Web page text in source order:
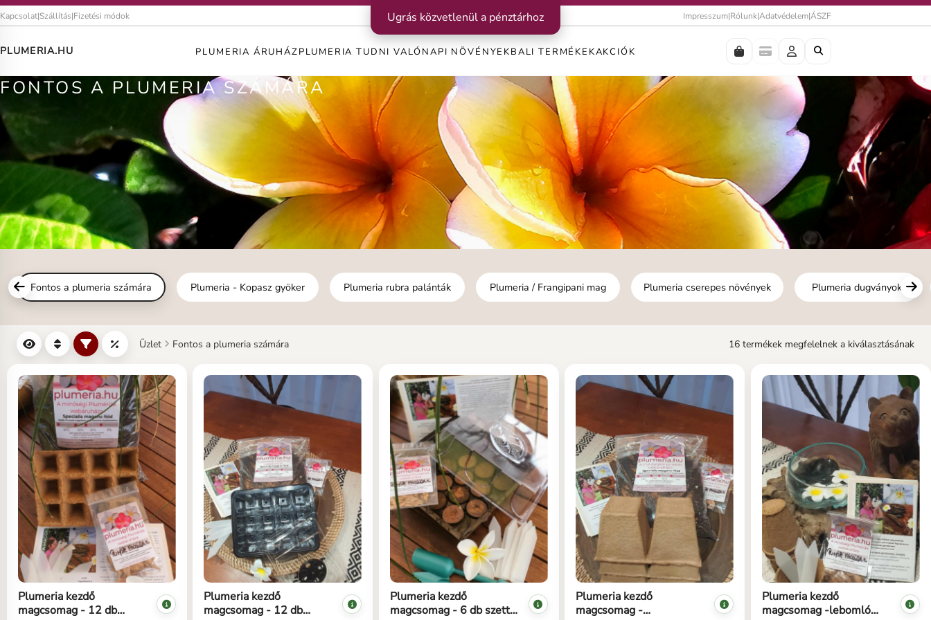
Kapcsolat|Szállítás|Fizetési módok Impresszum|Rólunk|Adatvédelem|ÁSZF
PLUMERIA.HU PLUMERIA ÁRUHÁZPLUMERIA TUDNI VALÓNAPI NÖVÉNYEKBALI TERMÉKEKAKCIÓK
FONTOS A PLUMERIA SZÁMÁRA
Fontos a plumeria számára Plumeria - Kopasz gyöker Plumeria rubra palánták Plumeria / Frangipani mag Plumeria cserepes növények Plumeria dugványok
Üzlet Fontos a plumeria számára 16 termékek megfelelnek a kiválasztásának
Plumeria kezdő
magcsomag - 12 db
Plumeria kezdő
magcsomag - 12 db
Plumeria kezdő
magcsomag - 6 db szett-
Plumeria kezdő
magcsomag -
Plumeria kezdő
magcsomag -lebomló
Ugrás közvetlenül a pénztárhoz